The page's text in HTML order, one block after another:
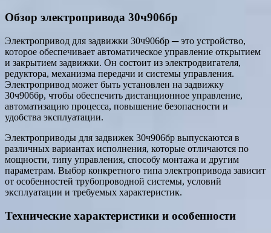
Обзор электропривода 30ч906бр
Электропривод для задвижки 30ч906бр ─ это устройство,
которое обеспечивает автоматическое управление открытием
и закрытием задвижки. Он состоит из электродвигателя,
редуктора, механизма передачи и системы управления.
Электропривод может быть установлен на задвижку
30ч906бр, чтобы обеспечить дистанционное управление,
автоматизацию процесса, повышение безопасности и
удобства эксплуатации.
Электроприводы для задвижек 30ч906бр выпускаются в
различных вариантах исполнения, которые отличаются по
мощности, типу управления, способу монтажа и другим
параметрам. Выбор конкретного типа электропривода зависит
от особенностей трубопроводной системы, условий
эксплуатации и требуемых характеристик.
Технические характеристики и особенности